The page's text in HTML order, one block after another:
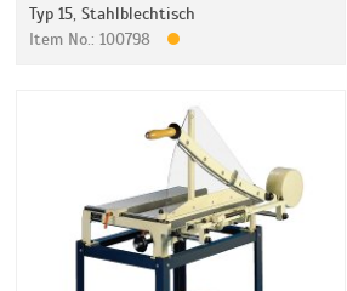
Typ 15, Stahlblechtisch
Item No.: 100798